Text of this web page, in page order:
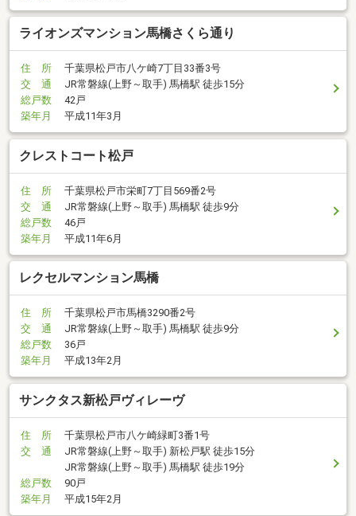
ライオンズマンション馬橋さくら通り
住 所
千葉県松戸市八ケ崎7丁目33番3号
交 通
JR常磐線(上野～取手) 馬橋駅 徒歩15分
総戸数
42戸
築年月
平成11年3月
クレストコート松戸
住 所
千葉県松戸市栄町7丁目569番2号
交 通
JR常磐線(上野～取手) 馬橋駅 徒歩9分
総戸数
46戸
築年月
平成11年6月
レクセルマンション馬橋
住 所
千葉県松戸市馬橋3290番2号
交 通
JR常磐線(上野～取手) 馬橋駅 徒歩9分
総戸数
36戸
築年月
平成13年2月
サンクタス新松戸ヴィレーヴ
住 所
千葉県松戸市八ケ崎緑町3番1号
交 通
JR常磐線(上野～取手) 新松戸駅 徒歩15分
JR常磐線(上野～取手) 馬橋駅 徒歩19分
総戸数
90戸
築年月
平成15年2月